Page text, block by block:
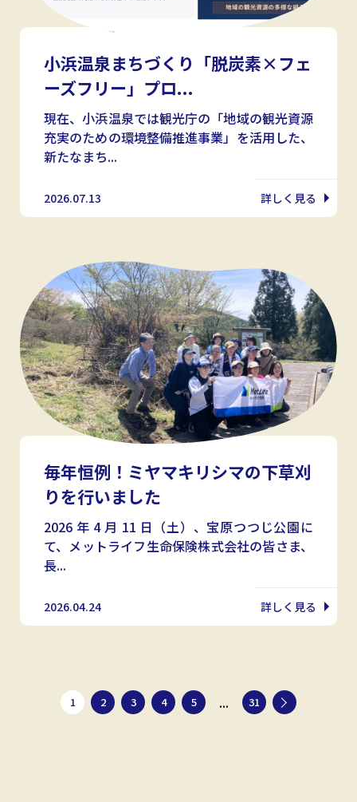
小浜温泉まちづくり「脱炭素×フェ
ーズフリー」プロ...
現在、小浜温泉では観光庁の「地域の観光資源
充実のための環境整備推進事業」を活用した、
新たなまち...
2026.07.13 詳しく見る
毎年恒例！ミヤマキリシマの下草刈
りを行いました
2026 年 4 月 11 日（土）、宝原つつじ公園に
て、メットライフ生命保険株式会社の皆さま、
長...
2026.04.24 詳しく見る
1 2 3 4 5 ... 31